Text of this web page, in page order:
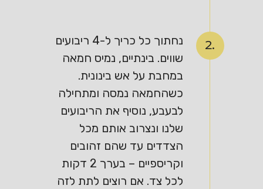
2.
נחתוך כל כריך ל-4 ריבועים
שווים. בינתיים, נמיס חמאה
במחבת על אש בינונית.
כשהחמאה נמסה ומתחילה
לבעבע, נוסיף את הריבועים
שלנו ונצרוב אותם מכל
הצדדים עד שהם זהובים
וקריספיים – בערך 2 דקות
לכל צד. אם רוצים לתת לזה